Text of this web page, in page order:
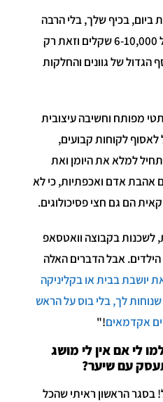
2-3 לקוחות ביום, בכיף שלך, בלי הרבה
עבודה, וכבר את עם משכורת של 6-10,000 שקלים וזאת רק
של גוונים והחלקות
מפותח וחשיבה עיצובית
לאסוף לקוחות קבועים,
למלא את היומן ואת
אהבת אדם ואכפתיות, כי לא
הם גם חצי פסיכולוגים.
לשכנות בקבוצה וואטסאפ
הילדים. אבל הדברים האלה
יושבת בבית או בקליניקה
לך, בלי בוס על הראש
אקדמאים!"
לי אם אין לי מושג
עם שיער?
הראשון ראיתי שהכל